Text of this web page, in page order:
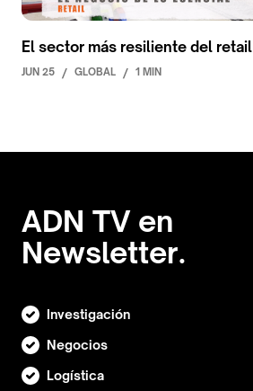
El sector más resiliente del retail
JUN 25 / GLOBAL / 1 MIN
ADN TV en
Newsletter.
Investigación
Negocios
Logística